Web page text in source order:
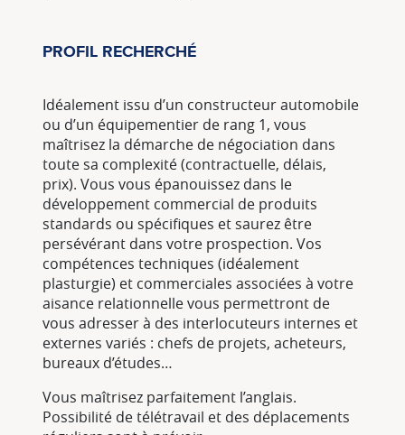
PROFIL RECHERCHÉ
Idéalement issu d’un constructeur automobile
ou d’un équipementier de rang 1, vous
maîtrisez la démarche de négociation dans
toute sa complexité (contractuelle, délais,
prix). Vous vous épanouissez dans le
développement commercial de produits
standards ou spécifiques et saurez être
persévérant dans votre prospection. Vos
compétences techniques (idéalement
plasturgie) et commerciales associées à votre
aisance relationnelle vous permettront de
vous adresser à des interlocuteurs internes et
externes variés : chefs de projets, acheteurs,
bureaux d’études…
Vous maîtrisez parfaitement l’anglais.
Possibilité de télétravail et des déplacements